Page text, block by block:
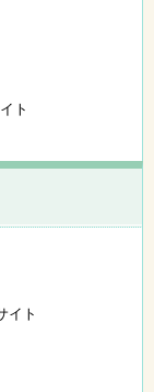
ト
イト